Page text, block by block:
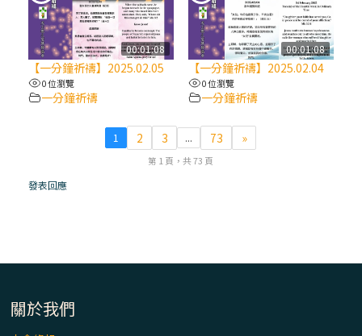
(7)黃敏正主教帶你做【將臨期避靜】—耶穌
降生人間，需要人的「接納」
(6)黃敏正主教帶你做【將臨期避靜】—「馬
(5)黃敏正主教帶你做【將臨期避靜】—「福
00:01:08
【一分鐘祈禱】2025.02.05
0 位瀏覽
一分鐘祈禱
00:01:08
【一分鐘祈禱】2025.02.04
0 位瀏覽
一分鐘祈禱
1 2 3 ... 73 »
第 1 頁，共 73 頁
發表回應
關於我們